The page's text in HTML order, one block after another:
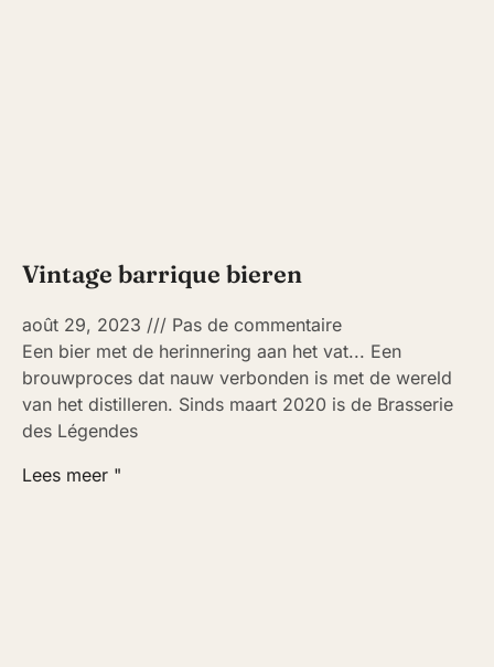
Vintage barrique bieren
août 29, 2023
Pas de commentaire
Een bier met de herinnering aan het vat... Een
brouwproces dat nauw verbonden is met de wereld
van het distilleren. Sinds maart 2020 is de Brasserie
des Légendes
Lees meer "